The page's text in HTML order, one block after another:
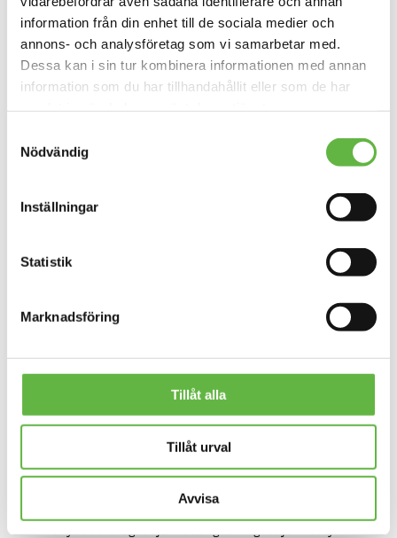
information från din enhet till de sociala medier och
annons- och analysföretag som vi samarbetar med.
Dessa kan i sin tur kombinera informationen med annan
information som du har tillhandahållit eller som de har
Nödvändig
Inställningar
Statistik
Marknadsföring
Tillåt alla
Tillåt urval
Avvisa
helt torr, oavsett väder.
8k andningsförmåga: Marknadens bästa
andningsförmåga säkerställer maximal komfort.
Värme: Mjuk och fukttransporterande Sherpa-fleece
som håller värmen inne.
Förbättrad design: Justerbar huva, nedvikbara
fleecefodrad dragkedjesskydd.
volym för smidig användning och en elegantare look.
Stilren design: Kvalitet i varje detalj med ett modernt
Praktiska fickor: Vattentät bröstficka, fleecefodrade
handvärmarfickor samt inre fack för vattenflaska
kompressionspåse (säljs separat).
Miljövänlig: Tillverkad av 100 % återvunna material
Förbättrad styling: Ny ryggpanel för bättre passform
och mer skräddarsytt utseende.
snabb och effektiv användning.
Handfickor: Fleecefodrade externa handvärmarfickor
med magnetiska stängningar.
Justerbar huva: Justerbar, heltäckande huva med
fleecefodrad dragkedjesskydd för komfort – och
Djupfodrad insida: Premiumkonstruktion i helt
återvunna material, fodrad med supermjuk,
fukttransporterande Sherpa-fleece för värme och